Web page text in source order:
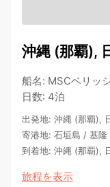
沖縄 (那覇),
船名: MSCベリッ
日数: 4泊
出発地: 沖縄 (那覇),
寄港地: 石垣島 / 基隆
到着地: 沖縄 (那覇),
旅程を表示